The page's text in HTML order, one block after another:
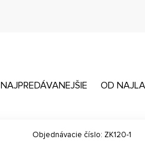
NAJPREDÁVANEJŠIE OD
Objednávacie číslo: ZK120-1